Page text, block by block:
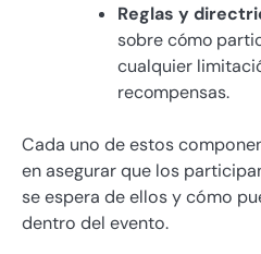
Reglas y
sobre cómo
cualquier
recompensas.
Cada uno de estos
en asegurar que los
se espera de ellos y cómo
dentro del evento.